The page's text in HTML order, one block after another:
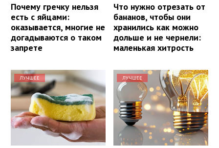
Почему гречку нельзя
есть с яйцами:
оказывается, многие не
догадываются о таком
запрете
Что нужно отрезать от
бананов, чтобы они
хранились как можно
дольше и не чернели:
маленькая хитрость
ЛУЧШЕЕ ЛУЧШЕЕ